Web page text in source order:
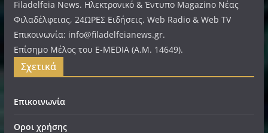
Filadelfeia News. Ηλεκτρονικό & Έντυπο Magazino Νέας
Φιλαδέλφειας, 24ΩΡΕΣ Ειδήσεις. Web Radio & Web TV
Επικοινωνία: info@filadelfeianews.gr.
Επίσημο Μέλος του E-MEDIA (A.M. 14649).
Σχετικά
Επικοινωνία
Οροι χρήσης